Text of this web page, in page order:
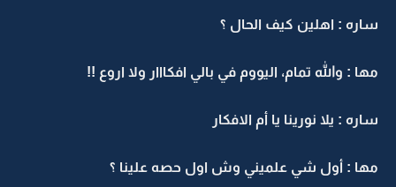
ساره : اهلين كيف الحال ؟
مها : والله تمام، اليووم في بالي افكااار ولا اروع !!
ساره : يلا نورينا يا أم الافكار
مها : أول شي علميني وش اول حصه علينا ؟